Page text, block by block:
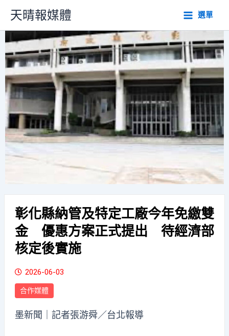
主
要
內
容
天晴報媒體 選單
彰化縣納管及特定工廠今年免繳雙
金 優惠方案正式提出 待經濟部
核定後實施
2026-06-03
合作媒體
墨新聞 ｜記者張游舜／台北報導